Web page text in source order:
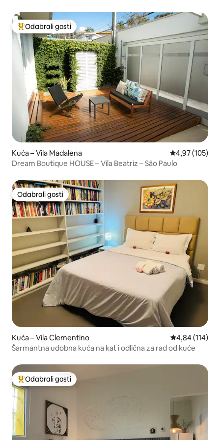
Među najviše rangiranima s oznakom „Odabrali gosti”
Odabrali gosti
Kuća – Vila Madalena Prosječna
4,97 (105)
Dream Boutique HOUSE – Vila Beatriz – São Paulo
Odabrali gosti
Odabrali gosti
Kuća – Vila Clementino Prosječna
4,84 (114)
Šarmantna udobna kuća na kat i odlična za rad od kuće
Među najviše rangiranima s oznakom „Odabrali gosti”
Odabrali gosti